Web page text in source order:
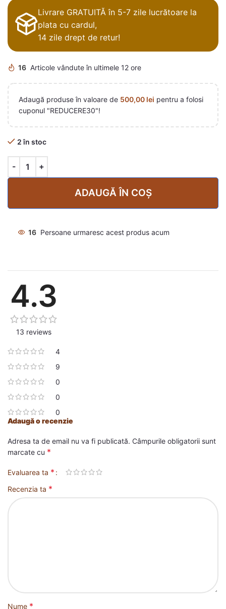
Livrare GRATUITĂ în 5-7 zile lucrătoare la
plata cu cardul,
14 zile drept de retur!
16 Articole vândute în ultimele 12 ore
Adaugă produse în valoare de 500,00 lei pentru a folosi
cuponul "REDUCERE30"!
2 în stoc
ADAUGĂ ÎN COȘ
16 Persoane urmaresc acest produs acum
4.3
13 reviews
4
9
0
0
0
Adaugă o recenzie
Adresa ta de email nu va fi publicată. Câmpurile obligatorii sunt
marcate cu *
Evaluarea ta *
Recenzia ta *
Nume *